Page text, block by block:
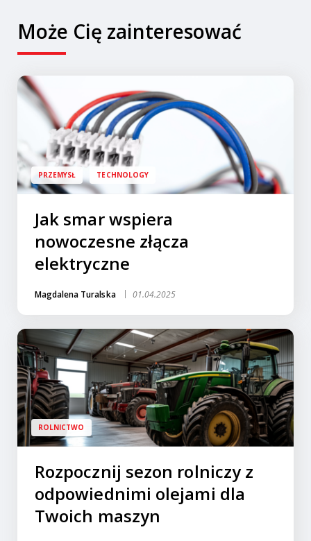
Może Cię zainteresować
PRZEMYSŁ TECHNOLOGY
Jak smar wspiera
nowoczesne złącza
elektryczne
Magdalena Turalska 01.04.2025
ROLNICTWO
Rozpocznij sezon rolniczy z
odpowiednimi olejami dla
Twoich maszyn